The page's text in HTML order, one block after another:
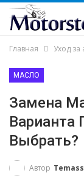
Главная Уход
МАСЛО
Замена
Варианта
Выбрать?
Автор Temass